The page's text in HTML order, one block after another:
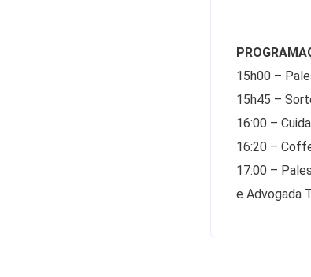
15h00 –
15h45 –
16:00 –
16:20 –
17:00 –
e Advogada